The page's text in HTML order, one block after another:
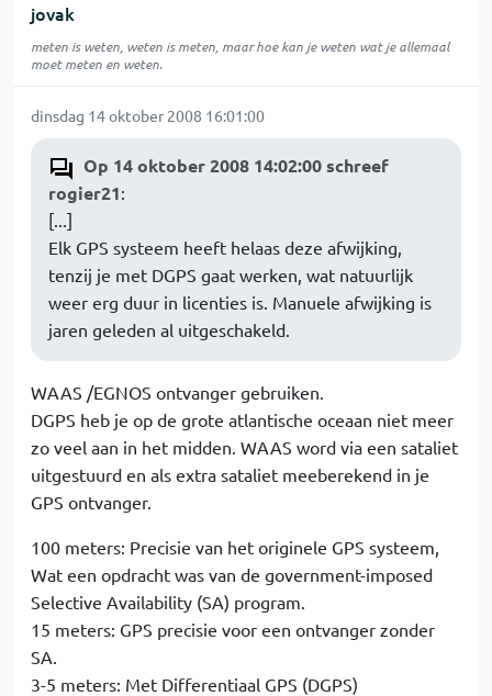
jovak
meten is weten, weten is meten, maar hoe kan je weten wat je allemaal
moet meten en weten.
dinsdag 14 oktober 2008 16:01:00
Op 14 oktober 2008 14:02:00 schreef
rogier21:
[...]
Elk GPS systeem heeft helaas deze afwijking,
tenzij je met DGPS gaat werken, wat natuurlijk
weer erg duur in licenties is. Manuele afwijking is
jaren geleden al uitgeschakeld.
WAAS /EGNOS ontvanger gebruiken.
DGPS heb je op de grote atlantische oceaan niet meer
zo veel aan in het midden. WAAS word via een sataliet
uitgestuurd en als extra sataliet meeberekend in je
GPS ontvanger.
100 meters: Precisie van het originele GPS systeem,
Wat een opdracht was van de government-imposed
Selective Availability (SA) program.
15 meters: GPS precisie voor een ontvanger zonder
SA.
3-5 meters: Met Differentiaal GPS (DGPS)